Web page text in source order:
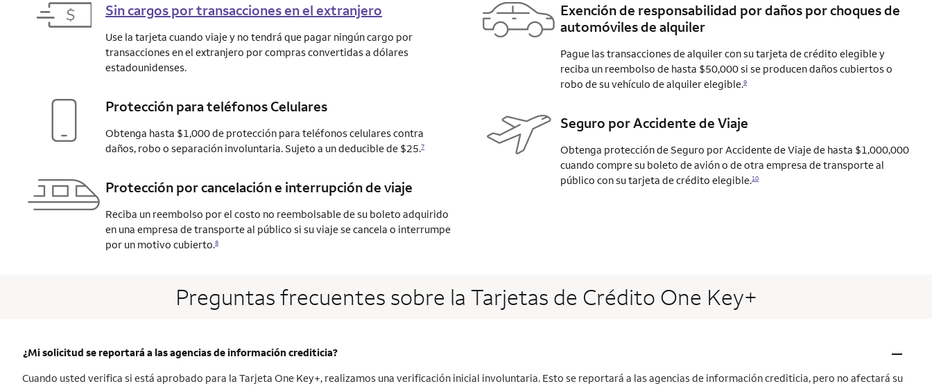
Sin cargos por transacciones en el extranjero
Use la tarjeta cuando viaje y no tendrá que pagar ningún cargo por
transacciones en el extranjero por compras convertidas a dólares
estadounidenses.
Protección para teléfonos Celulares
Obtenga hasta $1,000 de protección para teléfonos celulares contra
daños, robo o separación involuntaria. Sujeto a un deducible de $25.7
Protección por cancelación e interrupción de viaje
Reciba un reembolso por el costo no reembolsable de su boleto adquirido
en una empresa de transporte al público si su viaje se cancela o interrumpe
por un motivo cubierto.8
Exención de responsabilidad por daños por choques de
automóviles de alquiler
Pague las transacciones de alquiler con su tarjeta de crédito elegible y
reciba un reembolso de hasta $50,000 si se producen daños cubiertos o
robo de su vehículo de alquilerelegible.9
Seguro por Accidente de Viaje
Obtenga protección de Seguro por Accidente de Viaje de hasta $1,000,000
cuando compre su boleto de avión o de otra empresa de transporte al
público con su tarjeta de crédito elegible.10
Preguntas frecuentes sobre la Tarjetas de Crédito One Key+
¿Mi solicitud se reportará a las agencias de información crediticia? –
Cuando usted verifica si está aprobado para la Tarjeta One Key+, realizamos una verificación inicial involuntaria. Esto se reportará a las agencias de información crediticia, pero no afectará su